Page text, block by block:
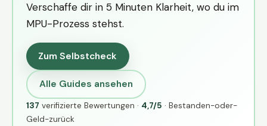
Verschaffe dir in 5 Minuten Klarheit, wo du im
MPU-Prozess stehst.
Zum Selbstcheck
Alle Guides ansehen
137 verifizierte Bewertungen · 4,7/5 · Bestanden-oder-
Geld-zurück